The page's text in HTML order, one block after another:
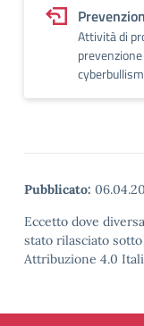
Attività di
Pubblicato:
Eccetto dove
stato rilasciato
Attribuzione 4.0